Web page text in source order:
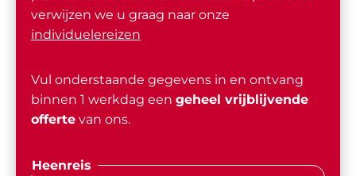
verwijzen we u graag naar onze
individuelereizen
Vul onderstaande gegevens in en ontvang
binnen 1 werkdag een geheel vrijblijvende
offertevan ons.
Heenreis